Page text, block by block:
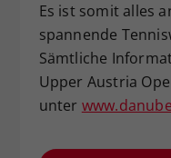
Es ist somit alles
spannende
Sämtliche
Upper Austria
unter